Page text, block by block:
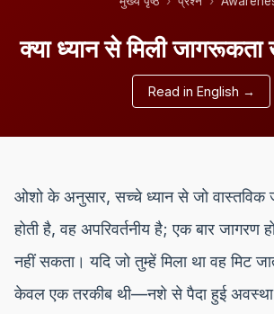
क्या ध्यान से मिली
Read in English →
ओशो के अनुसार, सच्चे ध्यान से जो वास्तविक
होती है, वह अपरिवर्तनीय है; एक बार जागरण
नहीं सकता। यदि जो तुम्हें मिला था वह मिट
केवल एक तरकीब थी—नशे से पैदा हुई